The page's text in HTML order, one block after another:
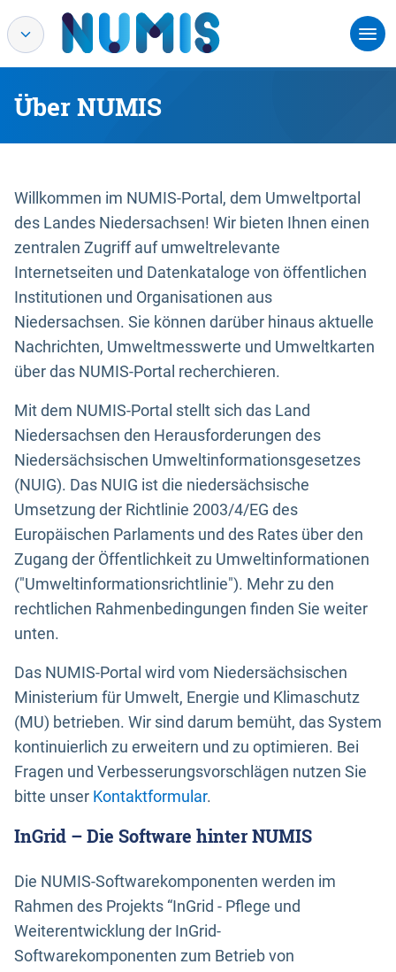
Über NUMIS
Willkommen im NUMIS-Portal, dem Umweltportal
des Landes Niedersachsen! Wir bieten Ihnen einen
zentralen Zugriff auf umweltrelevante
Internetseiten und Datenkataloge von öffentlichen
Institutionen und Organisationen aus
Niedersachsen. Sie können darüber hinaus aktuelle
Nachrichten, Umweltmesswerte und Umweltkarten
über das NUMIS-Portal recherchieren.
Mit dem NUMIS-Portal stellt sich das Land
Niedersachsen den Herausforderungen des
Niedersächsischen Umweltinformationsgesetzes
(NUIG). Das NUIG ist die niedersächsische
Umsetzung der Richtlinie 2003/4/EG des
Europäischen Parlaments und des Rates über den
Zugang der Öffentlichkeit zu Umweltinformationen
("Umweltinformationsrichtlinie"). Mehr zu den
rechtlichen Rahmenbedingungen finden Sie weiter
unten.
Das NUMIS-Portal wird vom Niedersächsischen
Ministerium für Umwelt, Energie und Klimaschutz
(MU) betrieben. Wir sind darum bemüht, das System
kontinuierlich zu erweitern und zu optimieren. Bei
Fragen und Verbesserungsvorschlägen nutzen Sie
bitte unser Kontaktformular.
InGrid – Die Software hinter NUMIS
Die NUMIS-Softwarekomponenten werden im
Rahmen des Projekts “InGrid - Pflege und
Weiterentwicklung der InGrid-
Softwarekomponenten zum Betrieb von